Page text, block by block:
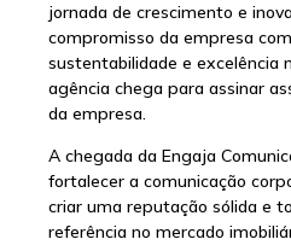
jornada de crescimento e
compromisso da empresa
sustentabilidade e excelência
agência chega para assinar
da empresa.
A chegada da Engaja
fortalecer a comunicação
criar uma reputação sólida e
referência no mercado